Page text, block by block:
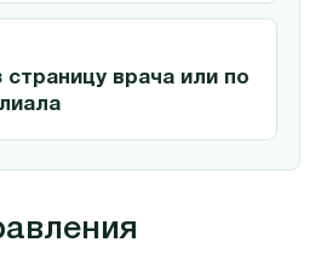
страницу врача или по